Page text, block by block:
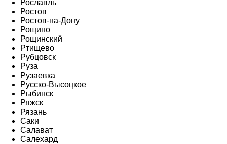
Рославль
Ростов
Ростов-на-Дону
Рощино
Рощинский
Ртищево
Рубцовск
Руза
Рузаевка
Русско-Высоцкое
Рыбинск
Ряжск
Рязань
Саки
Салават
Салехард